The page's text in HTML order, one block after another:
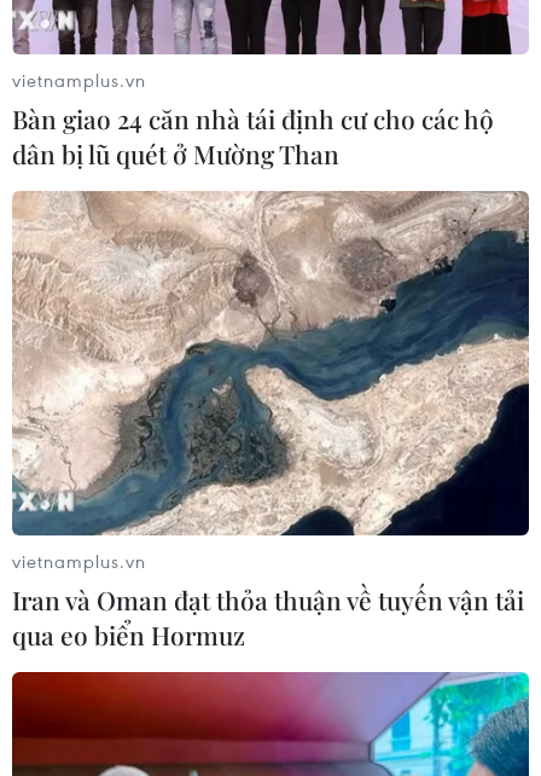
vietnamplus.vn
Bàn giao 24 căn nhà tái định cư cho các hộ
dân bị lũ quét ở Mường Than
vietnamplus.vn
Iran và Oman đạt thỏa thuận về tuyến vận tải
qua eo biển Hormuz